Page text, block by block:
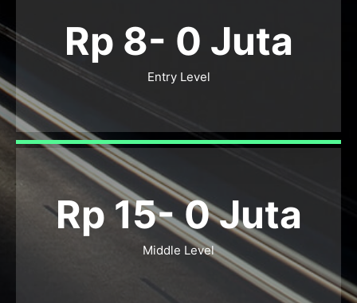
Rp 8- 0 Juta
Entry Level
Rp 15-0Juta
Middle Level